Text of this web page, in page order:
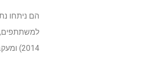
2014) ומעקב (כ -4 שנים לאחר מכן). רק אלה עם MRI ו/או נתוני עמילואיד-PET בעת המעקב נכללו.